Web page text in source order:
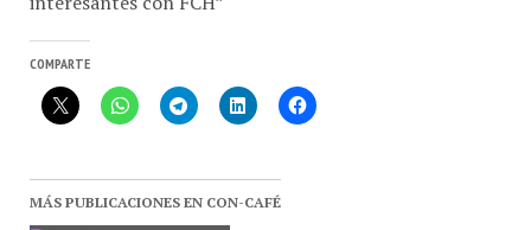
COMPARTE
MÁS PUBLICACIONES EN CON-CAFÉ